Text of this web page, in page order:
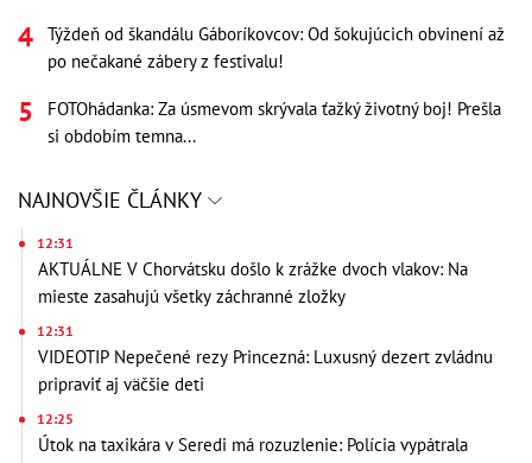
Týždeň od škandálu Gáboríkovcov: Od šokujúcich obvinení až
po nečakané zábery z festivalu!
FOTOhádanka: Za úsmevom skrývala ťažký životný boj! Prešla
si obdobím temna...
NAJNOVŠIE ČLÁNKY
12:31
AKTUÁLNE V Chorvátsku došlo k zrážke dvoch vlakov: Na
mieste zasahujú všetky záchranné zložky
12:31
VIDEOTIP Nepečené rezy Princezná: Luxusný dezert zvládnu
pripraviť aj väčšie deti
12:25
Útok na taxikára v Seredi má rozuzlenie: Polícia vypátrala